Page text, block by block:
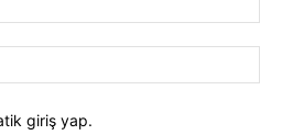
giriş yap.